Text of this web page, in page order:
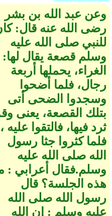
وعن عبد الله بن بشر
رضى الله عنه قال‏:‏
للنبي صلى الله عليه
وسلم قصعة يقال لها‏:‏
الغراء، يحملها أربعة
رجال، فلما أضحوا
وسجدوا الضحى أتى
بتلك القصعة، يعنى
ثرد فيها، فالتقوا عليه ،
فلما كثروا جثا رسول
الله صلى الله عليه
وسلم‏.‏فقال أعرابي ‏:‏
هذه الجلسة‏؟‏ قال
رسول الله صلى الله
عليه وسلم ‏:‏ إن الله